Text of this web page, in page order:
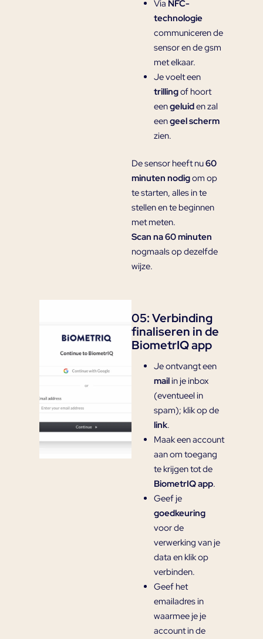
Via NFC-
technologie
communiceren de
sensor en de gsm
met elkaar.
Je voelt een
trillingof hoort
eengeluiden zal
eengeel scherm
zien.
De sensor heeft nu60
minuten nodigom op
te starten, alles in te
stellen en te beginnen
met meten.
Scan na 60 minuten
nogmaals op dezelfde
wijze.
05: Verbinding
finaliseren in de
BiometrIQ app
Je ontvangt een
mailin je inbox
(eventueel in
spam); klik op de
link.
Maak een account
aan om toegang
te krijgen tot de
BiometrIQ app.
Geef je
goedkeuring
voor de
verwerking van je
data en klik op
verbinden.
Geef het
emailadres in
waarmee je je
account in de